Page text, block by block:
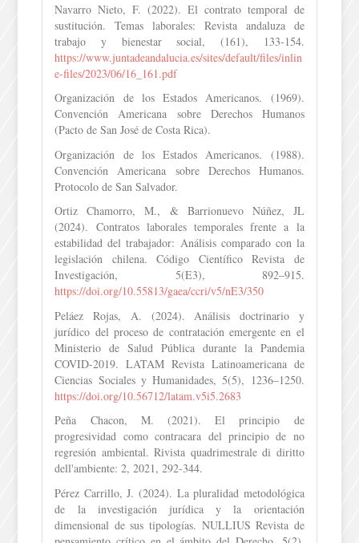
Navarro Nieto, F. (2022). El contrato temporal de
sustitución. Temas laborales: Revista andaluza de
trabajo y bienestar social, (161), 133-154.
https://www.juntadeandalucia.es/sites/default/files/inlin
e-files/2023/06/16_161.pdf
Organización de los Estados Americanos. (1969).
Convención Americana sobre Derechos Humanos
(Pacto de San José de Costa Rica).
Organización de los Estados Americanos. (1988).
Convención Americana sobre Derechos Humanos.
Protocolo de San Salvador.
Ortiz Chamorro, M., & Barrionuevo Núñez, JL
(2024). Contratos laborales temporales frente a la
estabilidad del trabajador: Análisis comparado con la
legislación chilena. Código Científico Revista de
Investigación, 5(E3), 892–915.
https://doi.org/10.55813/gaea/ccri/v5/nE3/350
Peláez Rojas, A. (2024). Análisis doctrinario y
jurídico del proceso de contratación emergente en el
Ministerio de Salud Pública durante la Pandemia
COVID-2019. LATAM Revista Latinoamericana de
Ciencias Sociales y Humanidades, 5(5), 1236–1250.
https://doi.org/10.56712/latam.v5i5.2683
Peña Chacon, M. (2021). El principio de
progresividad como contracara del principio de no
regresión ambiental. Rivista quadrimestrale di diritto
dell'ambiente: 2, 2021, 292-344.
Pérez Carrillo, J. (2024). La pluralidad metodológica
de la investigación jurídica y la orientación
dimensional de sus tipologías. NULLIUS Revista de